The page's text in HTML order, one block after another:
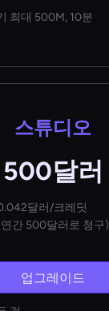
최대 500M, 10분
스튜디오
500달러
달러/크레딧
간 500달러로 청구)
업그레이드